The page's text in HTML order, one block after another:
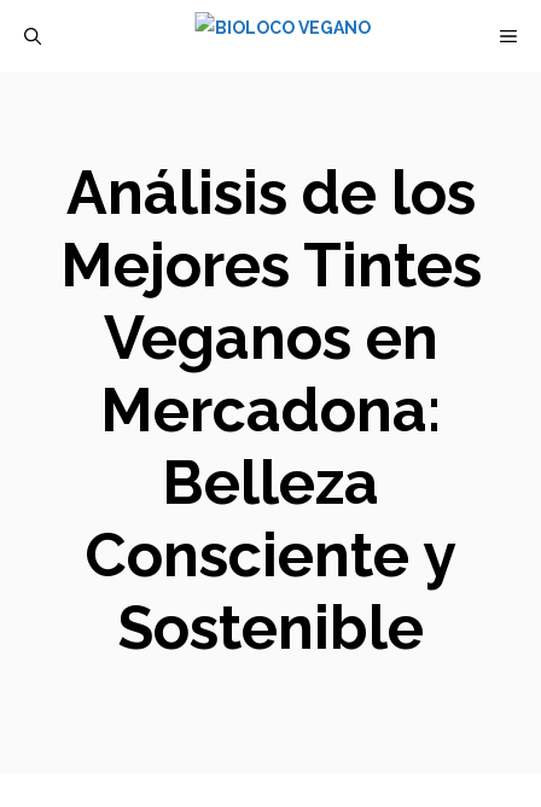
Análisis de los
Mejores Tintes
Veganos en
Mercadona:
Belleza
Consciente y
Sostenible